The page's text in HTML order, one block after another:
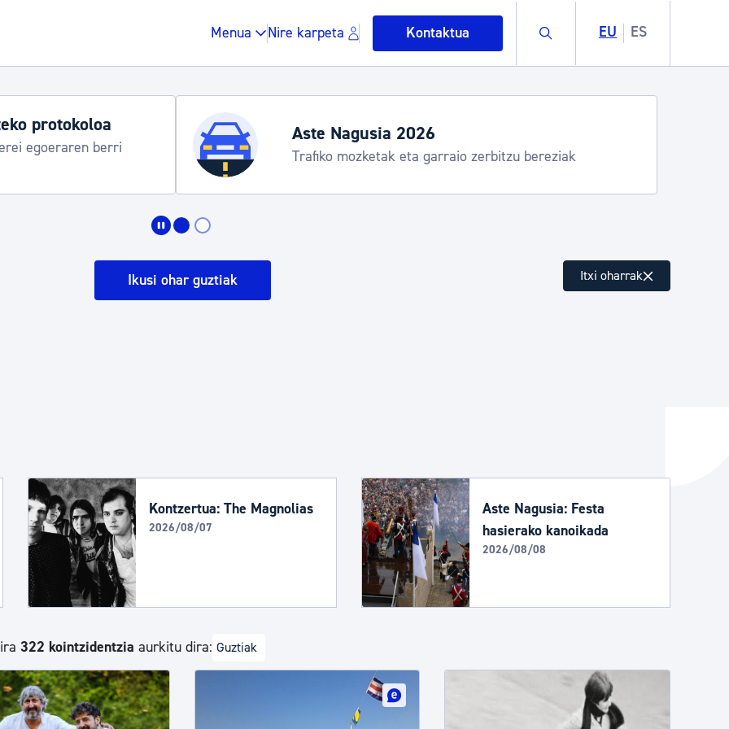
Menua Nire karpeta Kontaktua Buscar EU ES
Gune publikoa, hondakinak eta ingurumena
Berdintasuna, Giza Eskubideak eta bizikidetza
Udako ordutegiak eta zerbitzuak
Udalinfo, Donostia Kirola, Donostia Kultura, San Telmo,
Urgull, Hondalea, Turismoa
Ikusi ohar guztiak Itxi oharrak
Kontzertua: The Magnolias
2026/08/07
Aste Nagusia: Festa
hasierako kanoikada
2026/08/08
322 kointzidentzia aurkitu dira: Guztiak